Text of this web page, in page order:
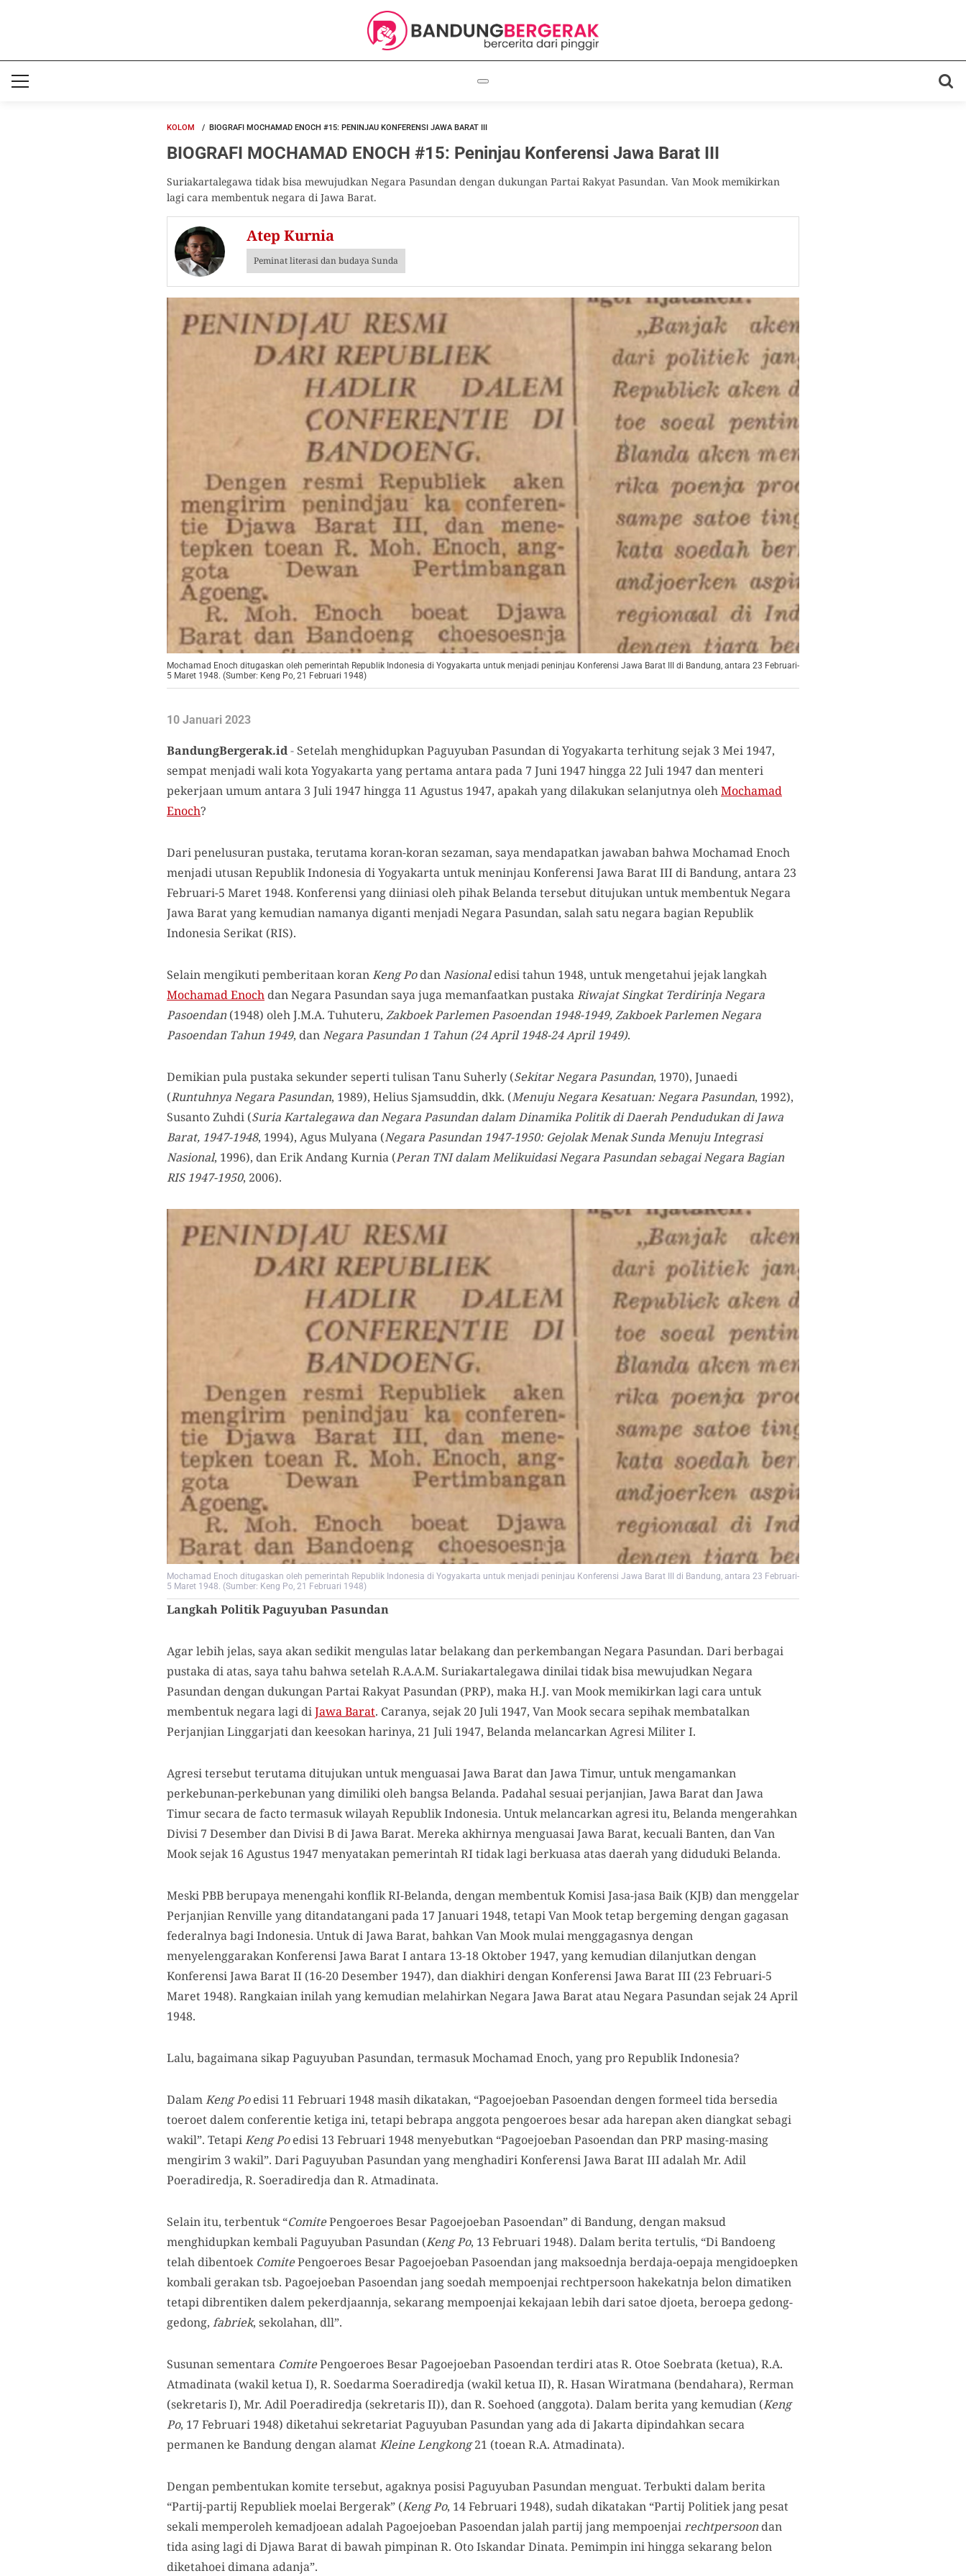
KOLOM BIOGRAFI MOCHAMAD ENOCH #15: PENINJAU KONFERENSI JAWA BARAT III
BIOGRAFI MOCHAMAD ENOCH #15: Peninjau Konferensi Jawa Barat III
Suriakartalegawa tidak bisa mewujudkan Negara Pasundan dengan dukungan Partai Rakyat Pasundan. Van Mook memikirkan
lagi cara membentuk negara di Jawa Barat.
Atep Kurnia
Peminat literasi dan budaya Sunda
Mochamad Enoch ditugaskan oleh pemerintah Republik Indonesia di Yogyakarta untuk menjadi peninjau Konferensi Jawa Barat III di Bandung, antara 23 Februari-
5 Maret 1948. (Sumber: Keng Po, 21 Februari 1948)
10 Januari 2023
BandungBergerak.id- Setelah menghidupkan Paguyuban Pasundan di Yogyakarta terhitung sejak 3 Mei 1947,
sempat menjadi wali kota Yogyakarta yang pertama antara pada 7 Juni 1947 hingga 22 Juli 1947 dan menteri
pekerjaan umum antara 3 Juli 1947 hingga 11 Agustus 1947, apakah yang dilakukan selanjutnya olehMochamad
Enoch?
Dari penelusuran pustaka, terutama koran-koran sezaman, saya mendapatkan jawaban bahwa Mochamad Enoch
menjadi utusan Republik Indonesia di Yogyakarta untuk meninjau Konferensi Jawa Barat III di Bandung, antara 23
Februari-5 Maret 1948. Konferensi yang diiniasi oleh pihak Belanda tersebut ditujukan untuk membentuk Negara
Jawa Barat yang kemudian namanya diganti menjadi Negara Pasundan, salah satu negara bagian Republik
Indonesia Serikat (RIS).
Selain mengikuti pemberitaan koranKeng PodanNasionaledisi tahun 1948, untuk mengetahui jejak langkah
Mochamad Enoch dan Negara Pasundan saya juga memanfaatkan pustakaRiwajat Singkat Terdirinja Negara
Pasoendan (1948) oleh J.M.A. Tuhuteru, Zakboek Parlemen Pasoendan 1948-1949, Zakboek Parlemen Negara
Pasoendan Tahun 1949, danNegara Pasundan 1 Tahun (24 April 1948-24 April 1949).
Demikian pula pustaka sekunder seperti tulisan Tanu Suherly (Sekitar Negara Pasundan, 1970), Junaedi
(Runtuhnya Negara Pasundan, 1989), Helius Sjamsuddin, dkk. (Menuju Negara Kesatuan: Negara Pasundan, 1992),
Susanto Zuhdi (Suria Kartalegawa dan Negara Pasundan dalam Dinamika Politik di Daerah Pendudukan di Jawa
Barat, 1947-1948, 1994), Agus Mulyana (Negara Pasundan 1947-1950: Gejolak Menak Sunda Menuju Integrasi
Nasional, 1996), dan Erik Andang Kurnia (Peran TNI dalam Melikuidasi Negara Pasundan sebagai Negara Bagian
RIS 1947-1950, 2006).
Mochamad Enoch ditugaskan oleh pemerintah Republik Indonesia di Yogyakarta untuk menjadi peninjau Konferensi Jawa Barat III di Bandung, antara 23 Februari-
5 Maret 1948. (Sumber: Keng Po, 21 Februari 1948)
Langkah Politik Paguyuban Pasundan
Agar lebih jelas, saya akan sedikit mengulas latar belakang dan perkembangan Negara Pasundan. Dari berbagai
pustaka di atas, saya tahu bahwa setelah R.A.A.M. Suriakartalegawa dinilai tidak bisa mewujudkan Negara
Pasundan dengan dukungan Partai Rakyat Pasundan (PRP), maka H.J. van Mook memikirkan lagi cara untuk
membentuk negara lagi diJawa Barat. Caranya, sejak 20 Juli 1947, Van Mook secara sepihak membatalkan
Perjanjian Linggarjati dan keesokan harinya, 21 Juli 1947, Belanda melancarkan Agresi Militer I.
Agresi tersebut terutama ditujukan untuk menguasai Jawa Barat dan Jawa Timur, untuk mengamankan
perkebunan-perkebunan yang dimiliki oleh bangsa Belanda. Padahal sesuai perjanjian, Jawa Barat dan Jawa
Timur secara de facto termasuk wilayah Republik Indonesia. Untuk melancarkan agresi itu, Belanda mengerahkan
Divisi 7 Desember dan Divisi B di Jawa Barat. Mereka akhirnya menguasai Jawa Barat, kecuali Banten, dan Van
Mook sejak 16 Agustus 1947 menyatakan pemerintah RI tidak lagi berkuasa atas daerah yang diduduki Belanda.
Meski PBB berupaya menengahi konflik RI-Belanda, dengan membentuk Komisi Jasa-jasa Baik (KJB) dan menggelar
Perjanjian Renville yang ditandatangani pada 17 Januari 1948, tetapi Van Mook tetap bergeming dengan gagasan
federalnya bagi Indonesia. Untuk di Jawa Barat, bahkan Van Mook mulai menggagasnya dengan
menyelenggarakan Konferensi Jawa Barat I antara 13-18 Oktober 1947, yang kemudian dilanjutkan dengan
Konferensi Jawa Barat II (16-20 Desember 1947), dan diakhiri dengan Konferensi Jawa Barat III (23 Februari-5
Maret 1948). Rangkaian inilah yang kemudian melahirkan Negara Jawa Barat atau Negara Pasundan sejak 24 April
1948.
Lalu, bagaimana sikap Paguyuban Pasundan, termasuk Mochamad Enoch, yang pro Republik Indonesia?
DalamKeng Poedisi 11 Februari 1948 masih dikatakan, “Pagoejoeban Pasoendan dengen formeel tida bersedia
toeroet dalem conferentie ketiga ini, tetapi bebrapa anggota pengoeroes besar ada harepan aken diangkat sebagi
wakil”. TetapiKeng Poedisi 13 Februari 1948 menyebutkan “Pagoejoeban Pasoendan dan PRP masing-masing
mengirim 3 wakil”. Dari Paguyuban Pasundan yang menghadiri Konferensi Jawa Barat III adalah Mr. Adil
Poeradiredja, R. Soeradiredja dan R. Atmadinata.
Selain itu, terbentuk “ComitePengoeroes Besar Pagoejoeban Pasoendan” di Bandung, dengan maksud
menghidupkan kembali Paguyuban Pasundan (Keng Po, 13 Februari 1948). Dalam berita tertulis, “Di Bandoeng
telah dibentoek ComitePengoeroes Besar Pagoejoeban Pasoendan jang maksoednja berdaja-oepaja mengidoepken
kombali gerakan tsb. Pagoejoeban Pasoendan jang soedah mempoenjai rechtpersoon hakekatnja belon dimatiken
tetapi dibrentiken dalem pekerdjaannja, sekarang mempoenjai kekajaan lebih dari satoe djoeta, beroepa gedong-
gedong, fabriek, sekolahan, dll”.
Susunan sementara ComitePengoeroes Besar Pagoejoeban Pasoendan terdiri atas R. Otoe Soebrata (ketua), R.A.
Atmadinata (wakil ketua I), R. Soedarma Soeradiredja (wakil ketua II), R. Hasan Wiratmana (bendahara), Rerman
(sekretaris I), Mr. Adil Poeradiredja (sekretaris II)), dan R. Soehoed (anggota). Dalam berita yang kemudian (Keng
Po, 17 Februari 1948) diketahui sekretariat Paguyuban Pasundan yang ada di Jakarta dipindahkan secara
permanen ke Bandung dengan alamatKleine Lengkong21 (toean R.A. Atmadinata).
Dengan pembentukan komite tersebut, agaknya posisi Paguyuban Pasundan menguat. Terbukti dalam berita
“Partij-partij Republiek moelai Bergerak” (Keng Po, 14 Februari 1948), sudah dikatakan “Partij Politiek jang pesat
sekali memperoleh kemadjoean adalah Pagoejoeban Pasoendan jalah partij jang mempoenjairechtpersoon dan
tida asing lagi di Djawa Barat di bawah pimpinan R. Oto Iskandar Dinata. Pemimpin ini hingga sekarang belon
diketahoei dimana adanja”.